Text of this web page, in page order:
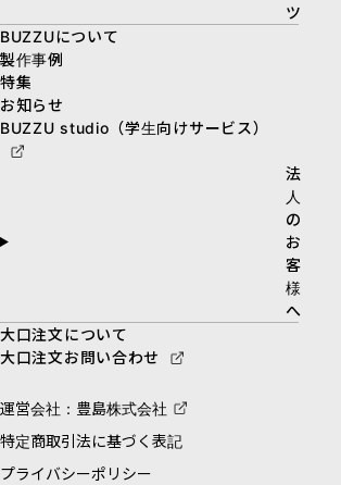
ツ
BUZZUについて
製作事例
特集
お知らせ
BUZZU studio（学生向けサービス）
法
人
の
お
客
様
へ
大口注文について
大口注文お問い合わせ
運営会社：豊島株式会社
特定商取引法に基づく表記
プライバシーポリシー